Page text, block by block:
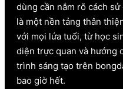
dùng cần nắm rõ cách
là một nền tảng thân
với mọi lứa tuổi, từ học
diện trực quan và hướng
trình sáng tạo trên
bao giờ hết.